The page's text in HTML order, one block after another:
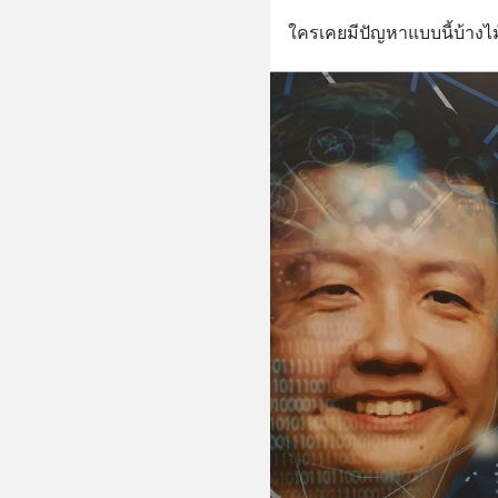
ใครเคยมีปัญหาแบบนี้บ้างไ